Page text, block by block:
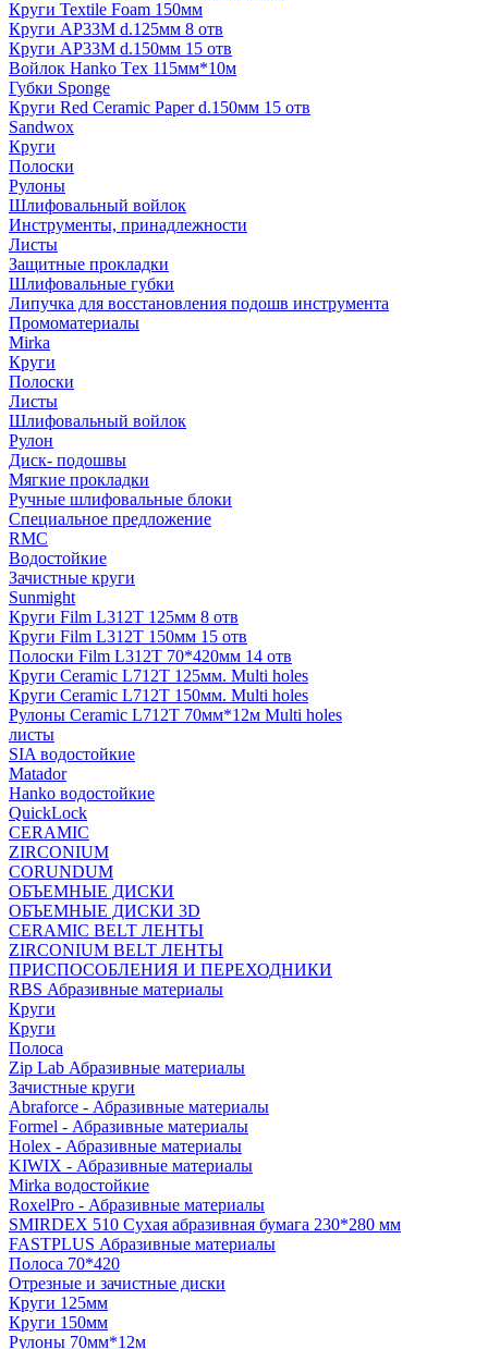
Круги Textile Foam 150мм
Круги AP33M d.125мм 8 отв
Круги AP33M d.150мм 15 отв
Войлок Hanko Tех 115мм*10м
Губки Sponge
Круги Red Ceramic Paper d.150мм 15 отв
Sandwox
Круги
Полоски
Рулоны
Шлифовальный войлок
Инструменты, принадлежности
Листы
Защитные прокладки
Шлифовальные губки
Липучка для восстановления подошв инструмента
Промоматериалы
Mirka
Круги
Полоски
Листы
Шлифовальный войлок
Рулон
Диск- подошвы
Мягкие прокладки
Ручные шлифовальные блоки
Специальное предложение
RMC
Водостойкие
Зачистные круги
Sunmight
Круги Film L312T 125мм 8 отв
Круги Film L312T 150мм 15 отв
Полоски Film L312T 70*420мм 14 отв
Круги Ceramic L712T 125мм. Multi holes
Круги Ceramic L712T 150мм. Multi holes
Рулоны Ceramic L712T 70мм*12м Multi holes
листы
SIA водостойкие
Matador
Hanko водостойкие
QuickLock
CERAMIC
ZIRCONIUM
СORUNDUM
ОБЪЕМНЫЕ ДИСКИ
ОБЪЕМНЫЕ ДИСКИ 3D
CERAMIC BELT ЛЕНТЫ
ZIRCONIUM BELT ЛЕНТЫ
ПРИСПОСОБЛЕНИЯ И ПЕРЕХОДНИКИ
RBS Абразивные материалы
Круги
Круги
Полоса
Zip Lab Абразивные материалы
Зачистные круги
Abraforce - Абразивные материалы
Formel - Абразивные материалы
Holex - Абразивные материалы
KIWIX - Абразивные материалы
Mirka водостойкие
RoxelPro - Абразивные материалы
SMIRDEX 510 Сухая абразивная бумага 230*280 мм
FASTPLUS Абразивные материалы
Полоса 70*420
Отрезные и зачистные диски
Круги 125мм
Круги 150мм
Рулоны 70мм*12м